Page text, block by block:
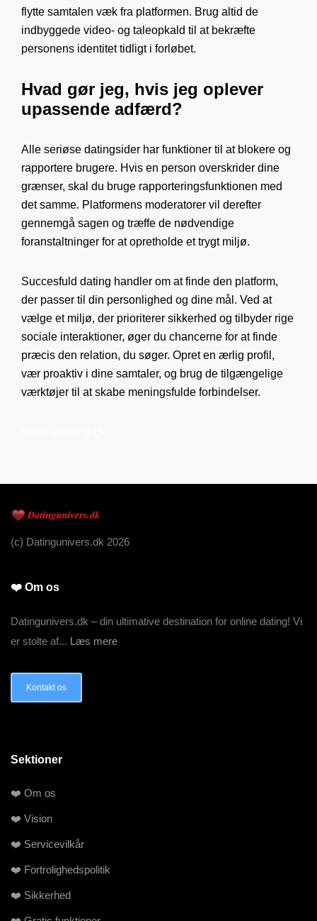
flytte samtalen væk fra platformen. Brug altid de
indbyggede video- og taleopkald til at bekræfte
personens identitet tidligt i forløbet.
Hvad gør jeg, hvis jeg oplever
upassende adfærd?
Alle seriøse datingsider har funktioner til at blokere og
rapportere brugere. Hvis en person overskrider dine
grænser, skal du bruge rapporteringsfunktionen med
det samme. Platformens moderatorer vil derefter
gennemgå sagen og træffe de nødvendige
foranstaltninger for at opretholde et trygt miljø.
Succesfuld dating handler om at finde den platform,
der passer til din personlighed og dine mål. Ved at
vælge et miljø, der prioriterer sikkerhed og tilbyder rige
sociale interaktioner, øger du chancerne for at finde
præcis den relation, du søger. Opret en ærlig profil,
vær proaktiv i dine samtaler, og brug de tilgængelige
værktøjer til at skabe meningsfulde forbindelser.
(c) Datingunivers.dk 2026
❤️ Om os
Datingunivers.dk – din ultimative destination for online dating! Vi
er stolte af... Læs mere
Kontakt os
Sektioner
❤️ Om os
❤️ Vision
❤️ Servicevilkår
❤️ Fortrolighedspolitik
❤️ Sikkerhed